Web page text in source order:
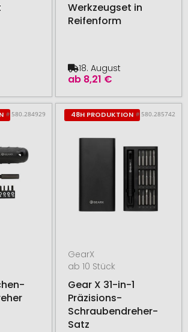
Werkzeugset in
Reifenform
ab 8,21 €
18. August
# 580.284929 48H PRODUKTION # 580.285742
GearX
ab 10 Stück
Gear X 31-in-1
Präzisions-
Schraubendreher-
Satz